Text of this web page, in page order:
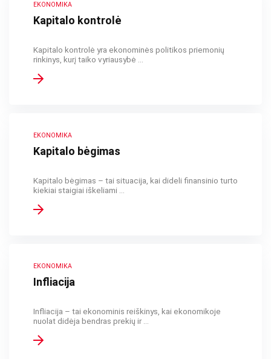
EKONOMIKA
Kapitalo kontrolė
Kapitalo kontrolė yra ekonominės politikos priemonių
rinkinys, kurį taiko vyriausybė ...
EKONOMIKA
Kapitalo bėgimas
Kapitalo bėgimas – tai situacija, kai dideli finansinio turto
kiekiai staigiai iškeliami ...
EKONOMIKA
Infliacija
Infliacija – tai ekonominis reiškinys, kai ekonomikoje
nuolat didėja bendras prekių ir ...